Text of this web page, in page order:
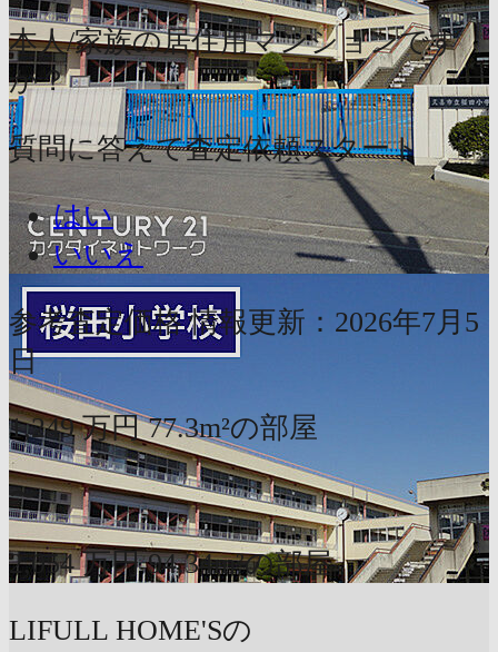
本人/家族の居住用マンションです
か？
質問に答えて査定依頼スタート
はい
いいえ
参考査定価格 情報更新：2026年7月5
日
1,249 万円 77.3m²の部屋
〜
2,054 万円 94.34m²の部屋
LIFULL HOME'Sの